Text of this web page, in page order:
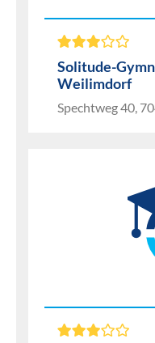
Solitude-
Weilimdorf
Spechtweg 40,